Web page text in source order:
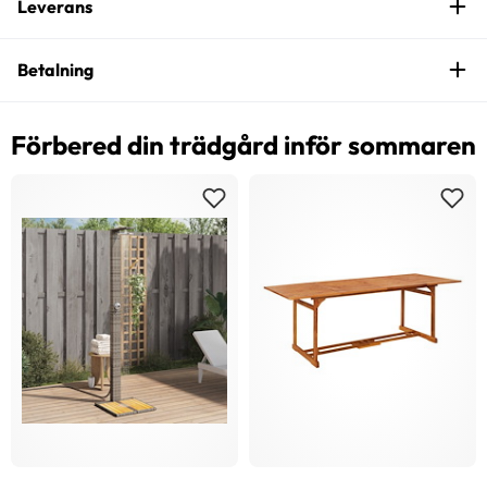
Leverans
Betalning
Förbered din trädgård inför sommaren